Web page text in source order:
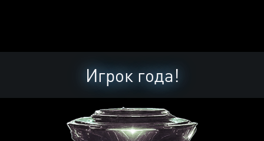
Игрок года!